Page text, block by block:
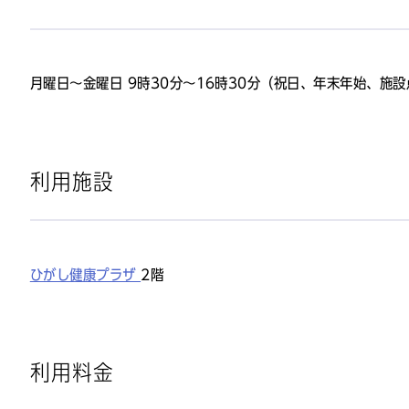
月曜日～金曜日 9時30分～16時30分（祝日、年末年始、施設
利用施設
ひがし健康プラザ 2階
利用料金